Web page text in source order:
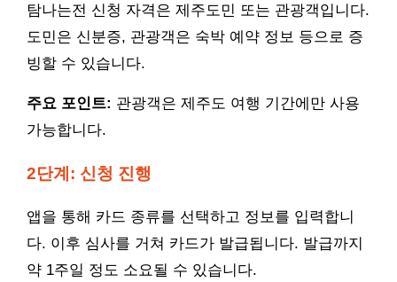
탐나는전 신청 자격은 제주도민 또는 관광객입니다.
도민은 신분증, 관광객은 숙박 예약 정보 등으로 증
빙할 수 있습니다.
주요 포인트: 관광객은 제주도 여행 기간에만 사용
가능합니다.
2단계: 신청 진행
앱을 통해 카드 종류를 선택하고 정보를 입력합니
다. 이후 심사를 거쳐 카드가 발급됩니다. 발급까지
약 1주일 정도 소요될 수 있습니다.